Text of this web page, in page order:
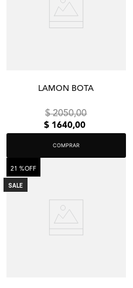
LAMON BOTA
$ 2050,00
$ 1640,00
COMPRAR
SALE
21 %OFF